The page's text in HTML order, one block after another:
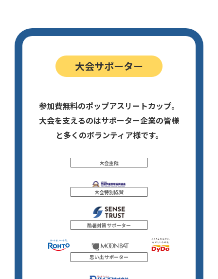
大会サポーター
参加費無料のポップアスリートカップ。
大会を支えるのはサポーター企業の皆様
と多くのボランティア様です。
大会主催
大会特別協賛
酷暑対策サポーター
思い出サポーター